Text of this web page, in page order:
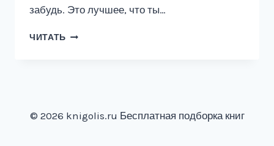
забудь. Это лучшее, что ты…
ЧИТАТЬ ИЗМЕНА.
ЛЮБОВЬ
© 2026 knigolis.ru Бесплатная подборка книг